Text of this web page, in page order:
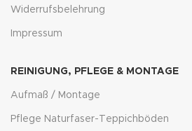
Widerrufsbelehrung
Impressum
REINIGUNG, PFLEGE & MONTAGE
Aufmaß / Montage
Pflege Naturfaser-Teppichböden